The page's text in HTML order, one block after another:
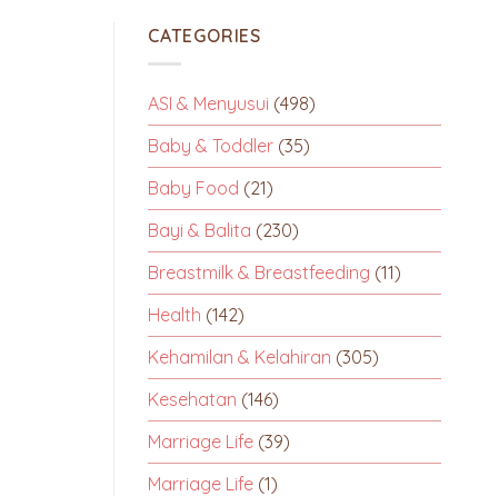
CATEGORIES
ASI & Menyusui (498)
Baby & Toddler (35)
Baby Food (21)
Bayi & Balita (230)
Breastmilk & Breastfeeding (11)
Health (142)
Kehamilan & Kelahiran (305)
Kesehatan (146)
Marriage Life (39)
Marriage Life (1)